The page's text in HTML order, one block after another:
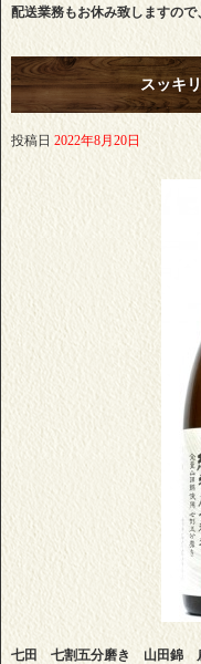
配送業務もお休み致しますの
スッキ
投稿日 2022年8月20日
七田 七割五分磨き 山田錦